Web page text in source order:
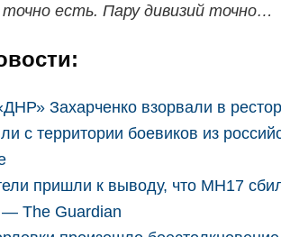
есть. Пару дивизий точно…
Захарченко взорвали в
с территории боевиков из
пришли к выводу, что MH17
— The Guardian